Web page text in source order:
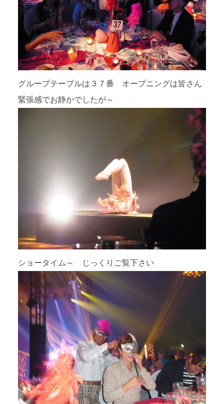
グループテーブルは３７番 オープニングは皆さん
緊張感でお静かでしたが～
ショータイム～ じっくりご覧下さい